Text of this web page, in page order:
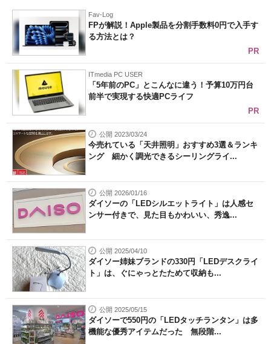
Fav-Log
FPが解説！Apple製品を分割手数料0円で入手す
る方法とは？
PR
ITmedia PC USER
「5年前のPC」とこんなに違う！予算10万円台
前半で実現する快適PCライフ
PR
公開 2023/03/24
今売れている「天井照明」おすすめ3選＆ランキ
ング 細かく調光できるシーリングライ...
公開 2026/01/16
ダイソーの「LEDシルエットライト」は人感セ
ンサー付きで、見た目もかわいい、秀逸...
公開 2025/04/10
ダイソー姉妹ブランドの330円「LEDデスクライ
ト」は、ぐにゃっとたためて収納も...
公開 2025/05/15
ダイソーで550円の「LEDタッチランタン」は多
機能な優秀アイテムだった 無段階...